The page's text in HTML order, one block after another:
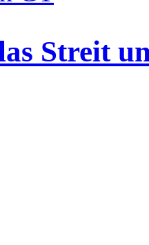
Streit